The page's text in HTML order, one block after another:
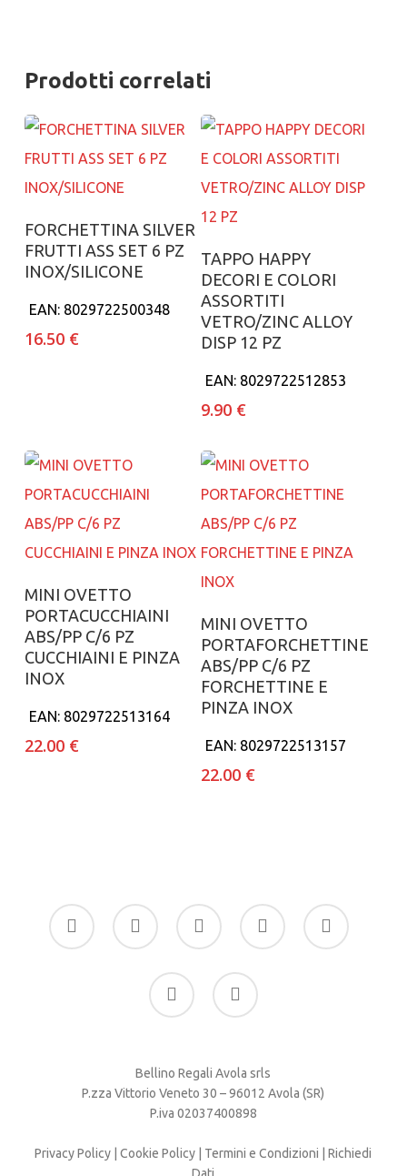
Prodotti correlati
Aggiungi al carrello
FORCHETTINA SILVER
FRUTTI ASS SET 6 PZ
INOX/SILICONE
EAN: 8029722500348
16.50 €
Aggiungi al carrello
TAPPO HAPPY
DECORI E COLORI
ASSORTITI
VETRO/ZINC ALLOY
DISP 12 PZ
EAN: 8029722512853
9.90 €
Aggiungi al carrello
MINI OVETTO
PORTACUCCHIAINI
ABS/PP C/6 PZ
CUCCHIAINI E PINZA
INOX
EAN: 8029722513164
22.00 €
Aggiungi al carrello
MINI OVETTO
PORTAFORCHETTINE
ABS/PP C/6 PZ
FORCHETTINE E
PINZA INOX
EAN: 8029722513157
22.00 €
facebook
google-
plus
instagram whatsapp tiktok
phone email
Bellino Regali Avola srls
P.zza Vittorio Veneto 30 – 96012 Avola (SR)
P.iva 02037400898
Privacy Policy |Cookie Policy Termini e Condizioni |Richiedi